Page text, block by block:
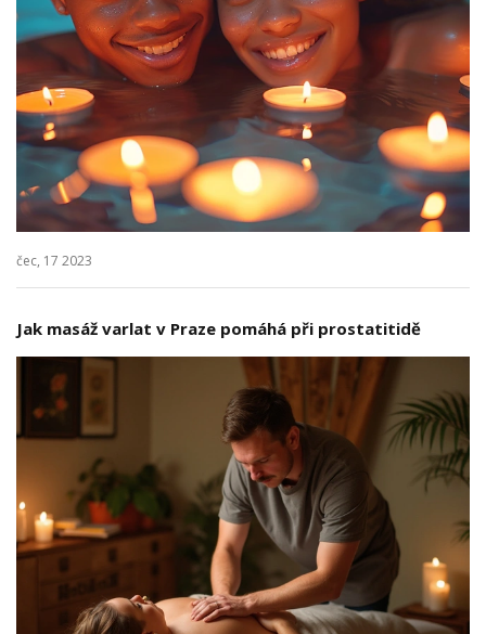
čec, 17 2023
Jak masáž varlat v Praze pomáhá při prostatitidě